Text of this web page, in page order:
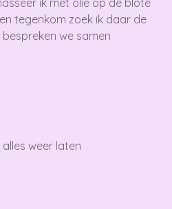
tegenkom zoek ik daar de
we samen
weer laten